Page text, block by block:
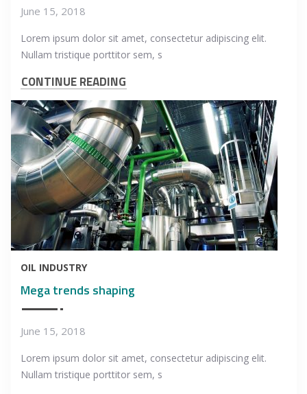
June 15, 2018
Lorem ipsum dolor sit amet, consectetur adipiscing elit.
Nullam tristique porttitor sem, s
CONTINUE READING
OIL INDUSTRY
Mega trends shaping
June 15, 2018
Lorem ipsum dolor sit amet, consectetur adipiscing elit.
Nullam tristique porttitor sem, s